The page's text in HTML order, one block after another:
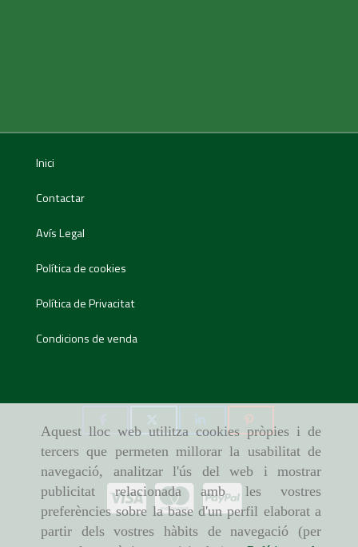
Aquest lloc web utilitza cookies pròpies i de
tercers que permeten millorar la usabilitat de
navegació, analitzar l'ús del web i mostrar
publicitat relacionada amb les vostres
preferències sobre la base d'un perfil elaborat a
partir dels vostres hàbits de navegació (per
Inici
Contactar
Avís Legal
Política de cookies
Política de Privacitat
Condicions de venda